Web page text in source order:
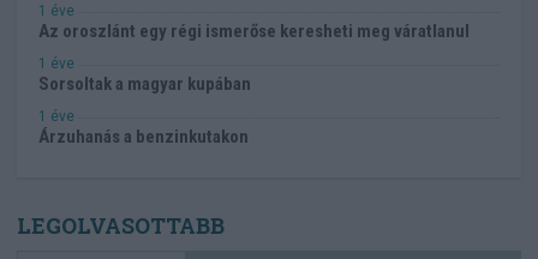
1 éve
Az oroszlánt egy régi ismerőse keresheti meg váratlanul
1 éve
Sorsoltak a magyar kupában
1 éve
Árzuhanás a benzinkutakon
LEGOLVASOTTABB